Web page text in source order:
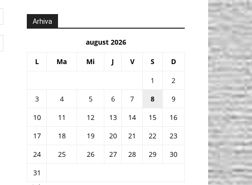
Arhiva
august 2026
L Ma Mi J V S D
1
2
3
4 5 6 7 8
9
10
11 12 13 14 15
16
17
18 19 20 21 22
23
24
25 26 27 28 29
30
31